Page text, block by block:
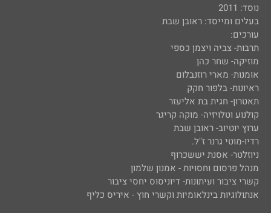
נוסד: 2011
בעלים ומייסד: ראובן שבת
עורכים:
תרבות- צביה ויצמן כספי
מוזיקה- שחר כהן
אומנות- מארי רוזנבלום
ראיונות- בלפור חקק
תאטרון- חגית בת אליעזר
קולנוע וטלויזיה- מוקה קריגר
ערוץ יוטיוב- ראובן שבת
רדיו-מוטי גרנר ז"ל.
ניוזלטר- אסנת יששכרוף
מנהל פרסום וחסויות - אמנון שלמון
קשרי ציבור ועיתונות- דיוניסוס יחסי ציבור
אנתולוגיות בינלאומיות וקשרי חוץ - איריס כליף